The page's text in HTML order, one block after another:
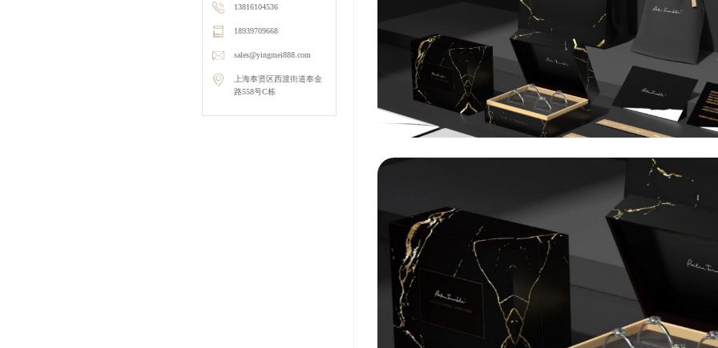
13816104536
18939709668
sales@yingmei888.com
上海奉贤区西渡街道奉金
路558号C栋